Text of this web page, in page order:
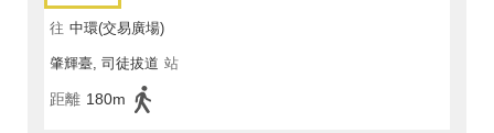
往 中環(交易廣場)
肇輝臺, 司徒拔道 站
距離 180m